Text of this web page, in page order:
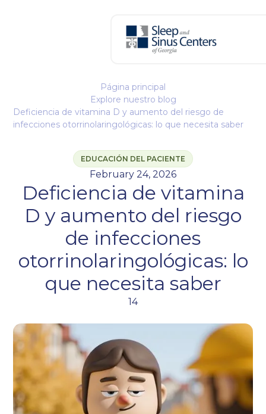
Página principal
Explore nuestro blog
Deficiencia de vitamina D y aumento del riesgo de
infecciones otorrinolaringológicas: lo que necesita saber
EDUCACIÓN DEL PACIENTE
February 24, 2026
Deficiencia de vitamina
D y aumento del riesgo
de infecciones
otorrinolaringológicas: lo
que necesita saber
14